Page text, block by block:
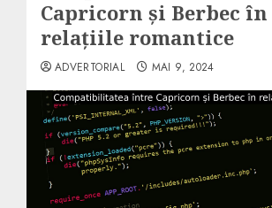
Capricorn și Berbec în
relațiile romantice
ADVERTORIAL MAI 9, 2024